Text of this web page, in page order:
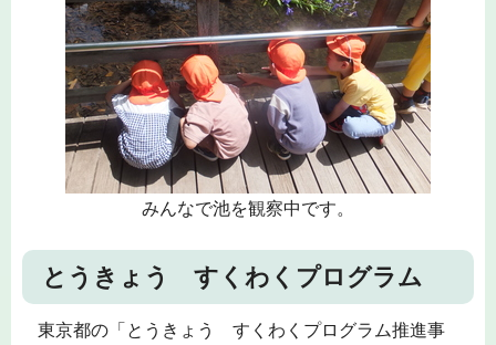
みんなで池を観察中です。
とうきょう すくわくプログラム
東京都の「とうきょう すくわくプログラム推進事